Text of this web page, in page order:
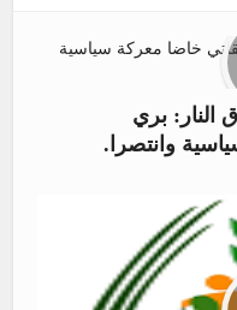
النار: بري
وانتصرا.